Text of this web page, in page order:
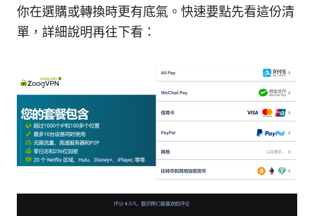
你在選購或轉換時更有底氣。快速要點先看這份清
單，詳細說明再往下看：